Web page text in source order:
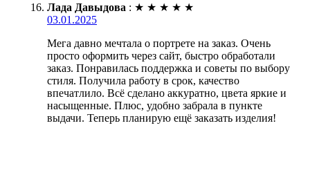
Лада Давыдова : ★ ★ ★ ★ ★
03.01.2025
Мега давно мечтала о портрете на заказ. Очень
просто оформить через сайт, быстро обработали
заказ. Понравилась поддержка и советы по выбору
стиля. Получила работу в срок, качество
впечатлило. Всё сделано аккуратно, цвета яркие и
насыщенные. Плюс, удобно забрала в пункте
выдачи. Теперь планирую ещё заказать изделия!